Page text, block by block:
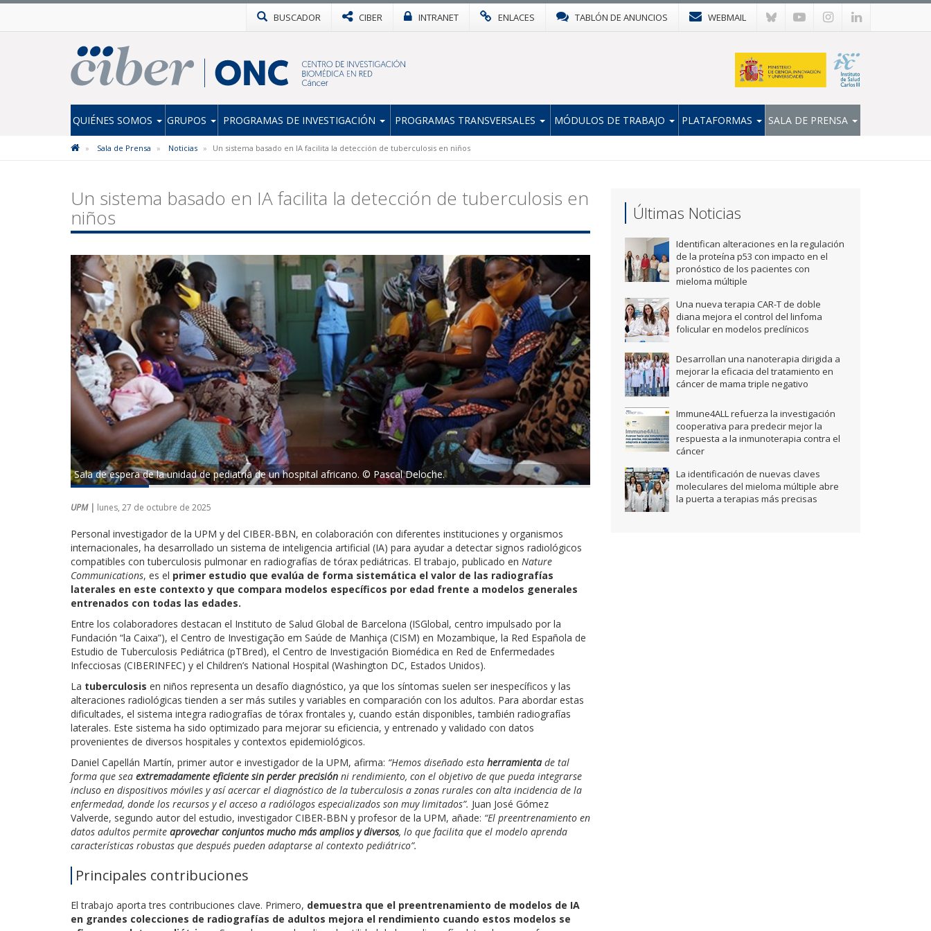
BUSCADOR CIBER INTRANET ENLACES TABLÓN DE ANUNCIOS WEBMAIL
QUIÉNES SOMOS GRUPOS PROGRAMAS DE INVESTIGACIÓN PROGRAMAS TRANSVERSALES MÓDULOS DE TRABAJO PLATAFORMAS SALA DE PRENSA
Sala de Prensa Noticias Un sistema basado en IA facilita la detección de tuberculosis en niños
Un sistema basado en IA facilita la detección de tuberculosis en
niños
Sala de espera de la unidad de pediatría de un hospital africano. © Pascal Deloche.
UPM | lunes, 27 de octubre de 2025
Personal investigador de la UPM y del CIBER-BBN, en colaboración con diferentes instituciones y organismos
internacionales, ha desarrollado un sistema de inteligencia artificial (IA) para ayudar a detectar signos radiológicos
compatibles con tuberculosis pulmonar en radiografías de tórax pediátricas. El trabajo, publicado en Nature
Communications, es el primer estudio que evalúa de forma sistemática el valor de las radiografías
laterales en este contexto y que compara modelos específicos por edad frente a modelos generales
entrenados con todas las edades.
Entre los colaboradores destacan el Instituto de Salud Global de Barcelona (ISGlobal, centro impulsado por la
Fundación “la Caixa”), el Centro de Investigação em Saúde de Manhiça (CISM) en Mozambique, la Red Española de
Estudio de Tuberculosis Pediátrica (pTBred), el Centro de Investigación Biomédica en Red de Enfermedades
Infecciosas (CIBERINFEC) y el Children’s National Hospital (Washington DC, Estados Unidos).
La tuberculosis en niños representa un desafío diagnóstico, ya que los síntomas suelen ser inespecíficos y las
alteraciones radiológicas tienden a ser más sutiles y variables en comparación con los adultos. Para abordar estas
dificultades, el sistema integra radiografías de tórax frontales y, cuando están disponibles, también radiografías
laterales. Este sistema ha sido optimizado para mejorar su eficiencia, y entrenado y validado con datos
provenientes de diversos hospitales y contextos epidemiológicos.
Daniel Capellán Martín, primer autor e investigador de la UPM, afirma: “Hemos diseñado esta herramientade tal
forma que sea extremadamente eficiente sin perder precisión ni rendimiento, con el objetivo de que pueda integrarse
incluso en dispositivos móviles y así acercar el diagnóstico de la tuberculosis a zonas rurales con alta incidencia de la
enfermedad, donde los recursos y el acceso a radiólogos especializados son muy limitados”. Juan José Gómez
Valverde, segundo autor del estudio, investigador CIBER-BBN y profesor de la UPM, añade: “El preentrenamiento en
datos adultos permite aprovechar conjuntos mucho más amplios y diversos, lo que facilita que el modelo aprenda
características robustas que después pueden adaptarse al contexto pediátrico”.
Principales contribuciones
El trabajo aporta tres contribuciones clave. Primero, demuestra que el preentrenamiento de modelos de IA
en grandes colecciones de radiografías de adultos mejora el rendimiento cuando estos modelos se
Últimas Noticias
Identifican alteraciones en la regulación
de la proteína p53 con impacto en el
pronóstico de los pacientes con
mieloma múltiple
Una nueva terapia CAR-T de doble
diana mejora el control del linfoma
folicular en modelos preclínicos
Desarrollan una nanoterapia dirigida a
mejorar la eficacia del tratamiento en
cáncer de mama triple negativo
Immune4ALL refuerza la investigación
cooperativa para predecir mejor la
respuesta a la inmunoterapia contra el
cáncer
La identificación de nuevas claves
moleculares del mieloma múltiple abre
la puerta a terapias más precisas